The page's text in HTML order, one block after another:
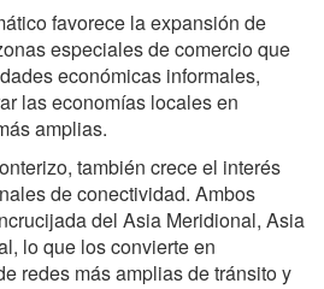
favorece la expansión de
especiales de comercio que
económicas informales,
las economías locales en
amplias.
también crece el interés
de conectividad. Ambos
del Asia Meridional, Asia
lo que los convierte en
redes más amplias de tránsito y